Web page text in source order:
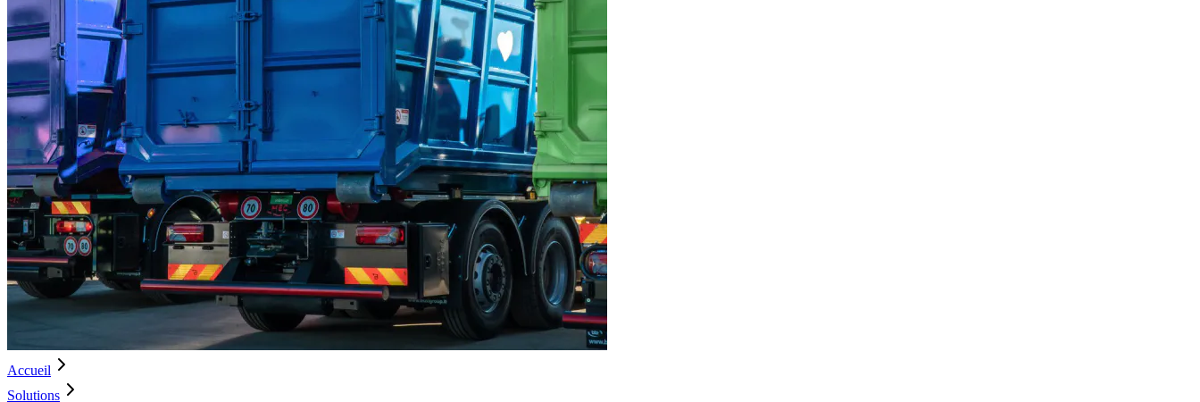
Accueil
Solutions